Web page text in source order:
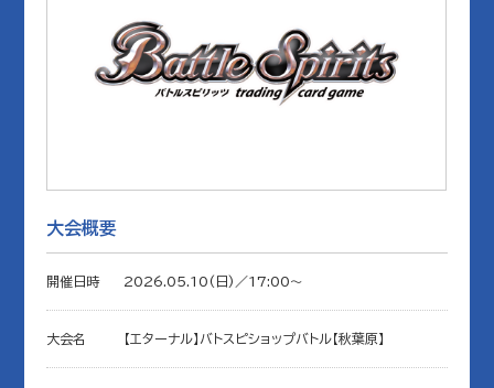
大会概要
開催日時 2026.05.10(日)／17:00〜
大会名 【エターナル】バトスピショップバトル【秋葉原】